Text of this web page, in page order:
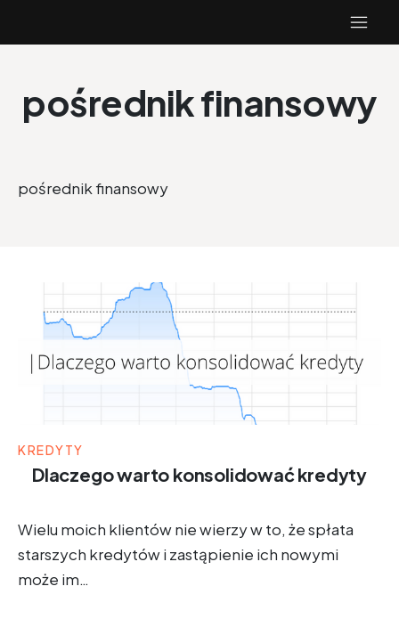
pośrednik finansowy
pośrednik finansowy
KREDYTY
Dlaczego warto konsolidować kredyty
Wielu moich klientów nie wierzy w to, że spłata
starszych kredytów i zastąpienie ich nowymi
może im…